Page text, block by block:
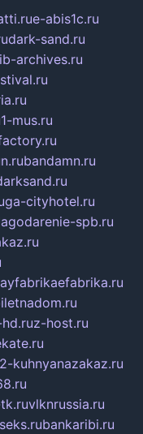
e-abis1c.ru
dark-sand.ru
archives.ru
1-mus.ru
bandamn.ru
cityhotel.ru
spb.ru
z-host.ru
kuhnyanazakaz.ru
vlknrussia.ru
bankaribi.ru